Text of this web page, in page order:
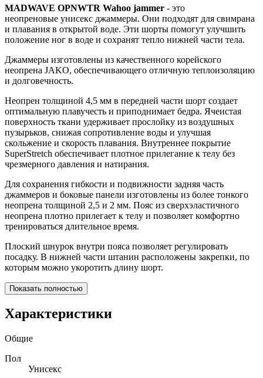
MADWAVE OPNWTR Wahoo jammer - это
неопреновые унисекс джаммеры. Они подходят для свимрана
и плавания в открытой воде. Эти шорты помогут улучшить
положение ног в воде и сохранят тепло нижней части тела.
Джаммеры изготовлены из качественного корейского
неопрена JAKO, обеспечивающего отличную теплоизоляцию
и долговечность.
Неопрен толщиной 4,5 мм в передней части шорт создает
оптимальную плавучесть и приподнимает бедра. Ячеистая
поверхность ткани удерживает прослойку из воздушных
пузырьков, снижая сопротивление воды и улучшая
скольжение и скорость плавания. Внутреннее покрытие
SuperStretch обеспечивает плотное прилегание к телу без
чрезмерного давления и натирания.
Для сохранения гибкости и подвижности задняя часть
джаммеров и боковые панели изготовлены из более тонкого
неопрена толщиной 2,5 и 2 мм. Пояс из сверхэластичного
неопрена плотно прилегает к телу и позволяет комфортно
тренироваться длительное время.
Плоский шнурок внутри пояса позволяет регулировать
посадку. В нижней части штанин расположены закрепки, по
которым можно укоротить длину шорт.
Показать полностью
Характеристики
Общие
Пол
Унисекс